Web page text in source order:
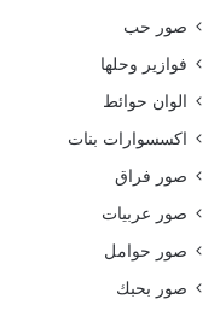
صور حب
فوازير وحلها
الوان حوائط
اكسسوارات بنات
صور فراق
صور عربيات
صور حوامل
صور بحبك